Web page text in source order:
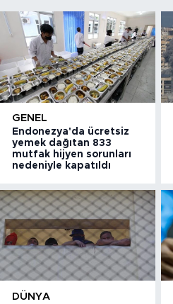
GENEL
Endonezya'da ücretsiz
yemek dağıtan 833
mutfak hijyen sorunları
nedeniyle kapatıldı
DÜNYA